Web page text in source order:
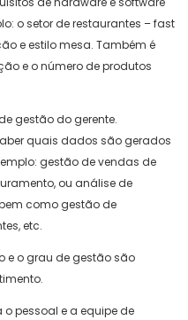
o setor de restaurantes – fast
e estilo mesa. Também é
e o número de produtos
gestão do gerente.
quais dados são gerados
gestão de vendas de
ou análise de
como gestão de
etc.
e o grau de gestão são
pessoal e a equipe de